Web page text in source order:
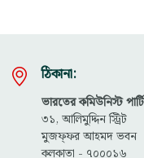
ঠিকানা:
ভারতের কমিউনিস্ট
৩১, আলিমুদ্দিন স্ট্রিট
মুজফ্ফ‌র আহমদ ভবন
কলকাতা - ৭০০০১৬